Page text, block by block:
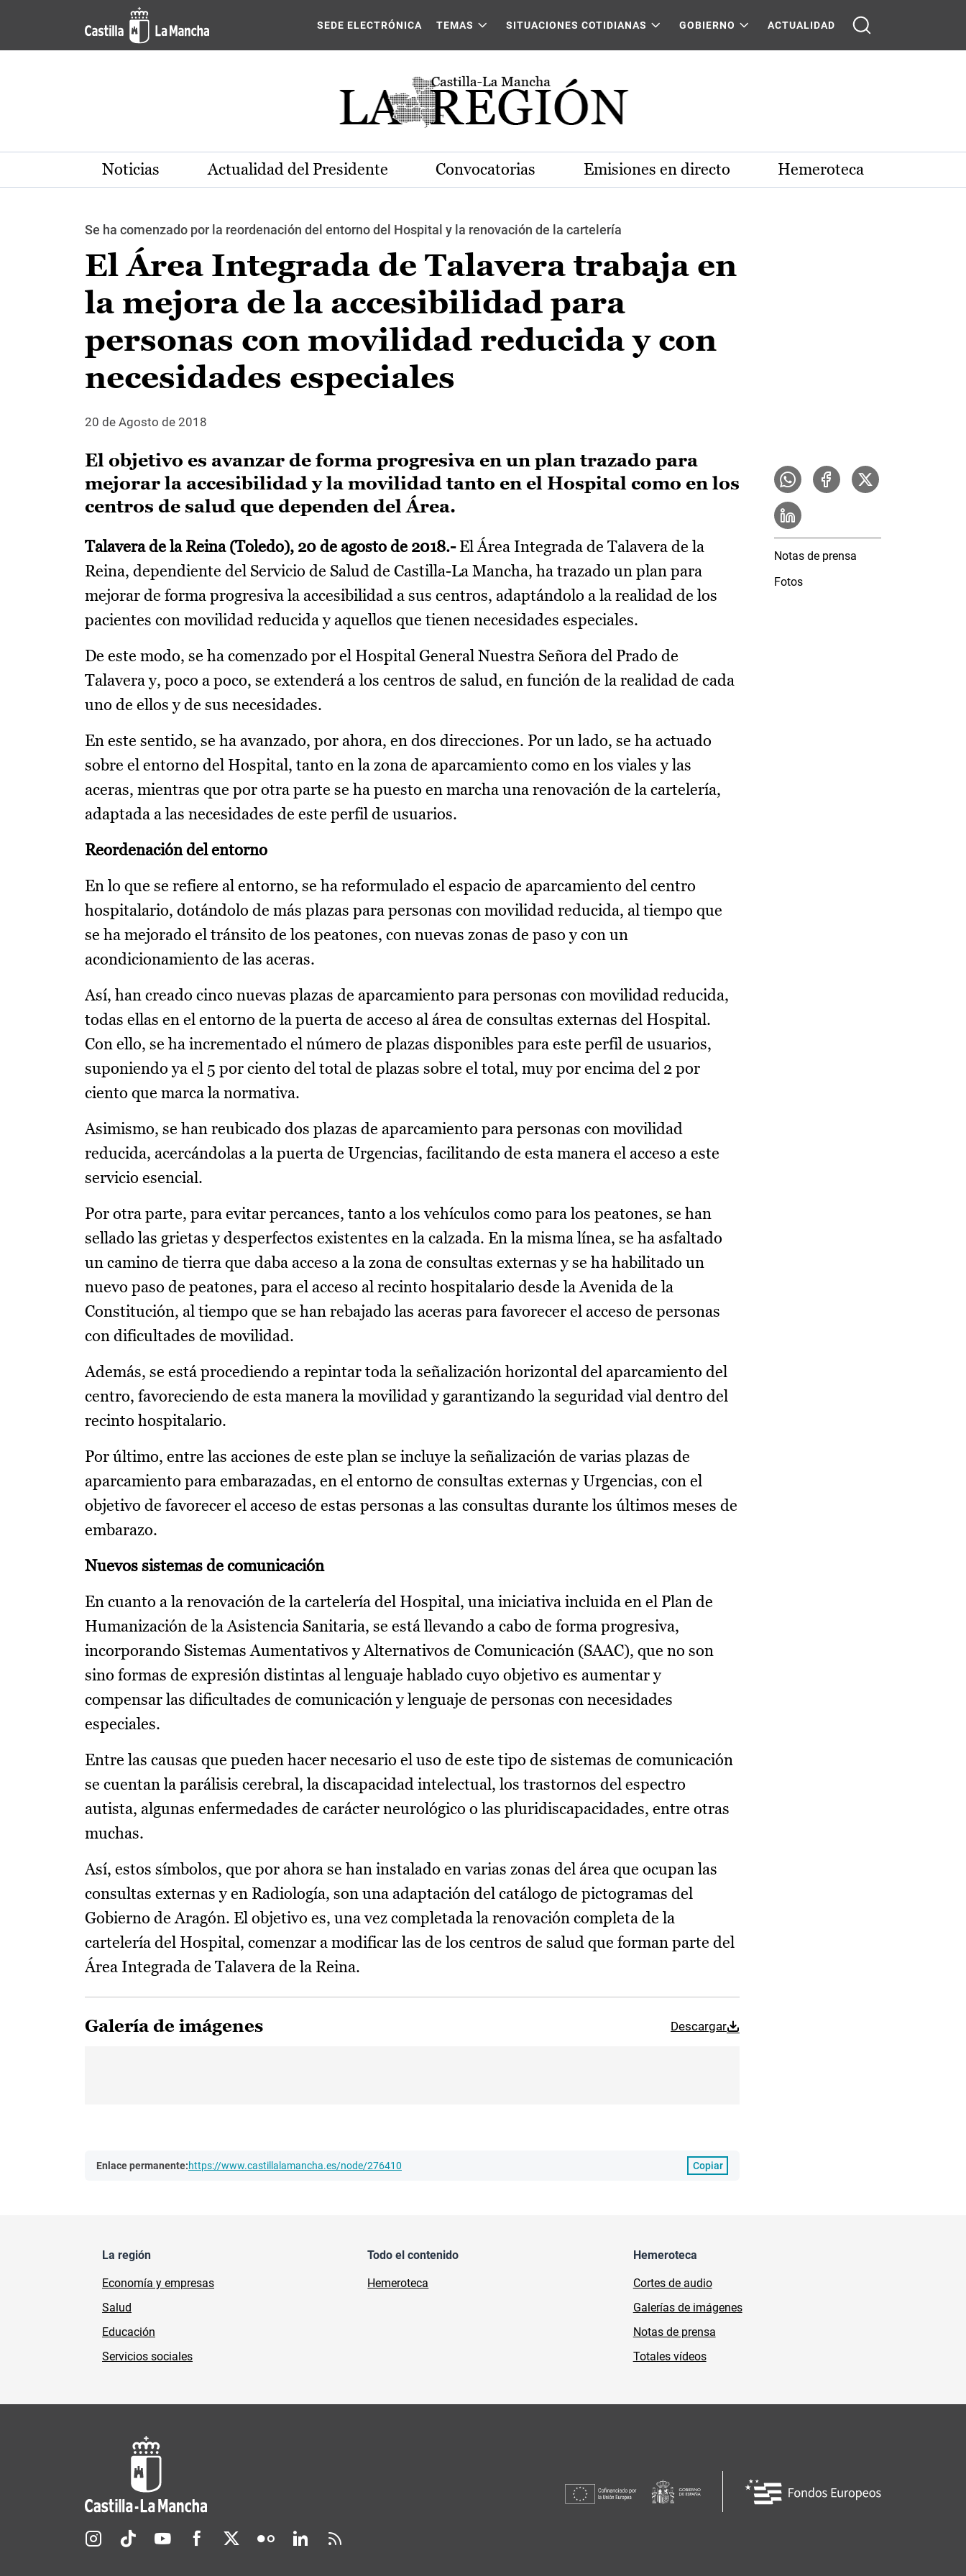
Pasar al contenido principal
SEDE ELECTRÓNICA TEMAS SITUACIONES COTIDIANAS GOBIERNO ACTUALIDAD
Noticias Actualidad del Presidente Convocatorias Emisiones en directo Hemeroteca
Se ha comenzado por la reordenación del entorno del Hospital y la renovación de la cartelería
El Área Integrada de Talavera trabaja en
la mejora de la accesibilidad para
personas con movilidad reducida y con
necesidades especiales
20 de Agosto de 2018
El objetivo es avanzar de forma progresiva en un plan trazado para
mejorar la accesibilidad y la movilidad tanto en el Hospital como en los
centros de salud que dependen del Área.
Talavera de la Reina (Toledo), 20 de agosto de 2018.- El Área Integrada de Talavera de la
Reina, dependiente del Servicio de Salud de Castilla-La Mancha, ha trazado un plan para
mejorar de forma progresiva la accesibilidad a sus centros, adaptándolo a la realidad de los
pacientes con movilidad reducida y aquellos que tienen necesidades especiales.
De este modo, se ha comenzado por el Hospital General Nuestra Señora del Prado de
Talavera y, poco a poco, se extenderá a los centros de salud, en función de la realidad de cada
uno de ellos y de sus necesidades.
En este sentido, se ha avanzado, por ahora, en dos direcciones. Por un lado, se ha actuado
sobre el entorno del Hospital, tanto en la zona de aparcamiento como en los viales y las
aceras, mientras que por otra parte se ha puesto en marcha una renovación de la cartelería,
adaptada a las necesidades de este perfil de usuarios.
Reordenación del entorno
En lo que se refiere al entorno, se ha reformulado el espacio de aparcamiento del centro
hospitalario, dotándolo de más plazas para personas con movilidad reducida, al tiempo que
se ha mejorado el tránsito de los peatones, con nuevas zonas de paso y con un
acondicionamiento de las aceras.
Así, han creado cinco nuevas plazas de aparcamiento para personas con movilidad reducida,
todas ellas en el entorno de la puerta de acceso al área de consultas externas del Hospital.
Con ello, se ha incrementado el número de plazas disponibles para este perfil de usuarios,
suponiendo ya el 5 por ciento del total de plazas sobre el total, muy por encima del 2 por
ciento que marca la normativa.
Asimismo, se han reubicado dos plazas de aparcamiento para personas con movilidad
reducida, acercándolas a la puerta de Urgencias, facilitando de esta manera el acceso a este
servicio esencial.
Por otra parte, para evitar percances, tanto a los vehículos como para los peatones, se han
sellado las grietas y desperfectos existentes en la calzada. En la misma línea, se ha asfaltado
un camino de tierra que daba acceso a la zona de consultas externas y se ha habilitado un
nuevo paso de peatones, para el acceso al recinto hospitalario desde la Avenida de la
Constitución, al tiempo que se han rebajado las aceras para favorecer el acceso de personas
con dificultades de movilidad.
Además, se está procediendo a repintar toda la señalización horizontal del aparcamiento del
centro, favoreciendo de esta manera la movilidad y garantizando la seguridad vial dentro del
recinto hospitalario.
Por último, entre las acciones de este plan se incluye la señalización de varias plazas de
aparcamiento para embarazadas, en el entorno de consultas externas y Urgencias, con el
objetivo de favorecer el acceso de estas personas a las consultas durante los últimos meses de
embarazo.
Nuevos sistemas de comunicación
En cuanto a la renovación de la cartelería del Hospital, una iniciativa incluida en el Plan de
Humanización de la Asistencia Sanitaria, se está llevando a cabo de forma progresiva,
incorporando Sistemas Aumentativos y Alternativos de Comunicación (SAAC), que no son
sino formas de expresión distintas al lenguaje hablado cuyo objetivo es aumentar y
compensar las dificultades de comunicación y lenguaje de personas con necesidades
especiales.
Entre las causas que pueden hacer necesario el uso de este tipo de sistemas de comunicación
se cuentan la parálisis cerebral, la discapacidad intelectual, los trastornos del espectro
autista, algunas enfermedades de carácter neurológico o las pluridiscapacidades, entre otras
muchas.
Así, estos símbolos, que por ahora se han instalado en varias zonas del área que ocupan las
consultas externas y en Radiología, son una adaptación del catálogo de pictogramas del
Gobierno de Aragón. El objetivo es, una vez completada la renovación completa de la
cartelería del Hospital, comenzar a modificar las de los centros de salud que forman parte del
Área Integrada de Talavera de la Reina.
Galería de imágenes Descargar
Enlace permanente:https://www.castillalamancha.es/node/276410 Copiar
Notas de prensa
Fotos
La región
Economía y empresas
Salud
Educación
Servicios sociales
Todo el contenido
Hemeroteca
Hemeroteca
Cortes de audio
Galerías de imágenes
Notas de prensa
Totales vídeos
Redes sociales JCCM